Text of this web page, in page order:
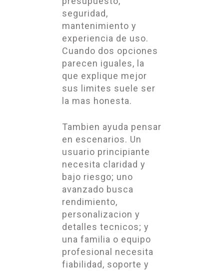
seguridad,
mantenimiento y
experiencia de uso.
Cuando dos opciones
parecen iguales, la
que explique mejor
sus limites suele ser
la mas honesta.
Tambien ayuda pensar
en escenarios. Un
usuario principiante
necesita claridad y
bajo riesgo; uno
avanzado busca
rendimiento,
personalizacion y
detalles tecnicos; y
una familia o equipo
profesional necesita
fiabilidad, soporte y